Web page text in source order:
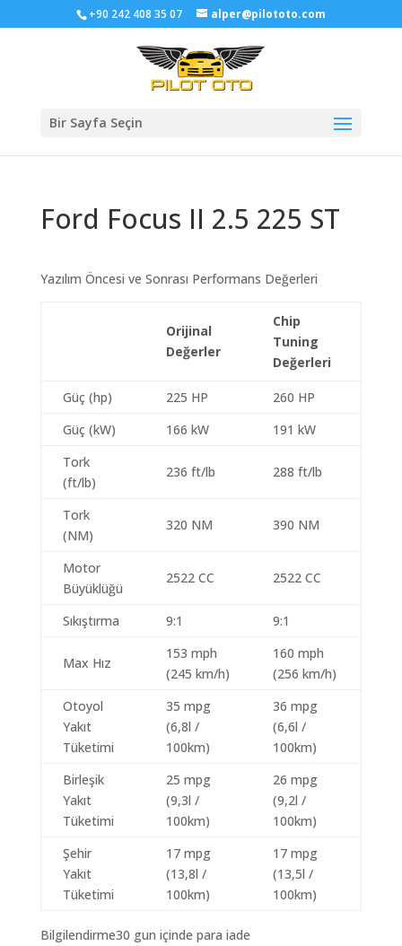
+90 242 408 35 07 alper@pilototo.com
Bir Sayfa Seçin
Ford Focus II 2.5 225 ST
Yazılım Öncesi ve Sonrası Performans Değerleri
Orijinal
Değerler
Chip
Tuning
Değerleri
Güç (hp) 225 HP
260 HP
Güç (kW)
166 kW
191 kW
Tork
(ft/lb)
236 ft/lb 288 ft/lb
Tork
(NM)
320 NM 390 NM
Motor
Büyüklüğü
2522 CC 2522 CC
Sıkıştırma 9:1 9:1
Max Hız
153 mph
(245 km/h)
160 mph
(256 km/h)
Otoyol
Yakıt
Tüketimi
35 mpg
(6,8l /
100km)
36 mpg
(6,6l /
100km)
Birleşik
Yakıt
Tüketimi
25 mpg
(9,3l /
100km)
26 mpg
(9,2l /
100km)
Şehir
Yakıt
Tüketimi
17 mpg
(13,8l /
100km)
17 mpg
(13,5l /
100km)
Bilgilendirme30 gun içinde para iade